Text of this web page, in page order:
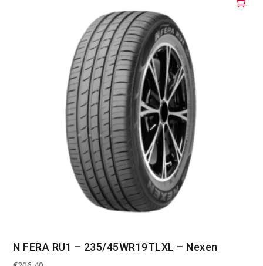
N FERA RU1 – 235/45WR19TLXL – Nexen